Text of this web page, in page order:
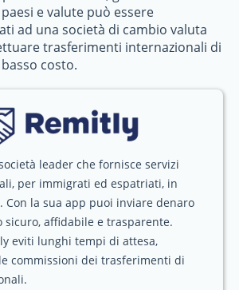
e valute può essere
ad una società di cambio valuta
trasferimenti internazionali di
costo.
leader che fornisce servizi
per immigrati ed espatriati, in
Con la sua app puoi inviare denaro
sicuro, affidabile e trasparente.
eviti lunghi tempi di attesa,
commissioni dei trasferimenti di